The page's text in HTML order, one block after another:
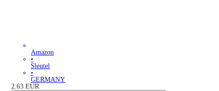
Amazon
•
Sleutel
•
GERMANY
2.63 EUR